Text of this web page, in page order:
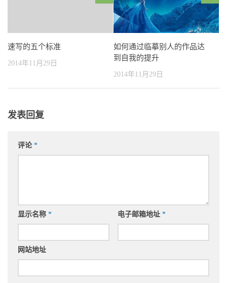
速写的五个标准
2014年11月29日
如何通过临摹别人的作品达
到自我的提升
2014年11月29日
发表回复
评论 *
显示名称 * 电子邮箱地址 *
网站地址